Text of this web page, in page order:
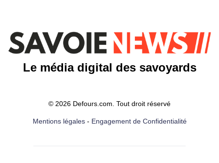
Le média digital des savoyards
© 2026 Defours.com. Tout droit réservé
Mentions légales- Engagement de Confidentialité